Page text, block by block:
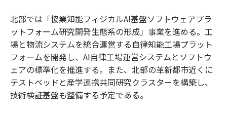
北部では「協業知能フィジカルAI基盤ソフトウェアプラ
ットフォーム研究開発生態系の形成」事業を進める。工
場と物流システムを統合運営する自律知能工場プラット
フォームを開発し、AI自律工場運営システムとソフトウ
ェアの標準化を推進する。また、北部の革新都市近くに
テストベッドと産学連携共同研究クラスターを構築し、
技術検証基盤も整備する予定である。